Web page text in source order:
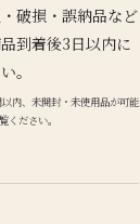
破損・誤納品など
到着後3日以内に
。
内、未開封・未使用品が可能
ください。